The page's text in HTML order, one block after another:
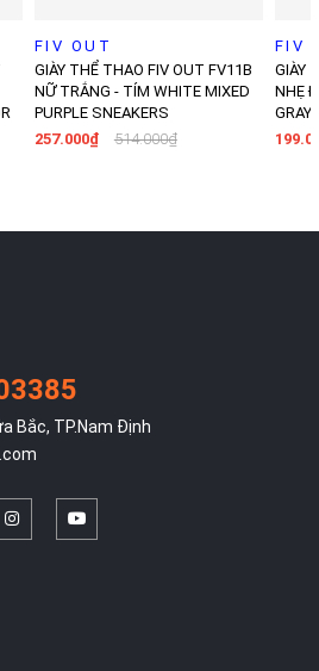
FIV OUT
GIÀY THỂ THAO FIV OUT FV11B
NỮ TRẮNG - TÍM WHITE MIXED
PURPLE SNEAKERS
257.000₫
514.000₫
FIV
GIÀY
NHẸ
GRAY
Bắc, TP.Nam Định